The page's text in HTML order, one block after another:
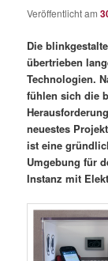
Veröffentlicht am
Die
übertrieben
Technologien.
fühlen sich die
neuestes
ist eine
Umgebung für
Instanz mit